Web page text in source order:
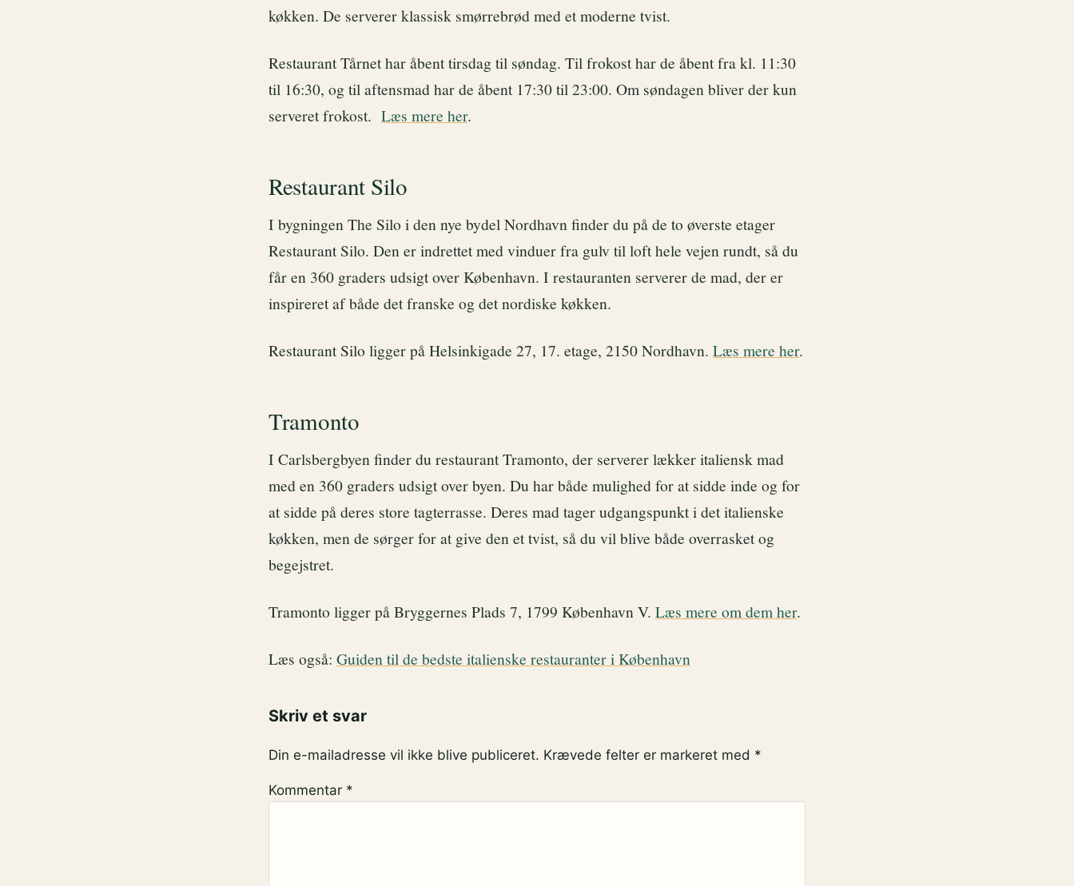
køkken. De serverer klassisk smørrebrød med et moderne tvist.
Restaurant Tårnet har åbent tirsdag til søndag. Til frokost har de åbent fra kl. 11:30
til 16:30, og til aftensmad har de åbent 17:30 til 23:00. Om søndagen bliver der kun
serveret frokost. Læs mere her.
Restaurant Silo
I bygningen The Silo i den nye bydel Nordhavn finder du på de to øverste etager
Restaurant Silo. Den er indrettet med vinduer fra gulv til loft hele vejen rundt, så du
får en 360 graders udsigt over København. I restauranten serverer de mad, der er
inspireret af både det franske og det nordiske køkken.
Restaurant Silo ligger på Helsinkigade 27, 17. etage, 2150 Nordhavn. Læs mere her.
Tramonto
I Carlsbergbyen finder du restaurant Tramonto, der serverer lækker italiensk mad
med en 360 graders udsigt over byen. Du har både mulighed for at sidde inde og for
at sidde på deres store tagterrasse. Deres mad tager udgangspunkt i det italienske
køkken, men de sørger for at give den et tvist, så du vil blive både overrasket og
begejstret.
Tramonto ligger på Bryggernes Plads 7, 1799 København V. Læs mere om dem her.
Læs også: Guiden til de bedste italienske restauranter i København
Skriv et svar
Din e-mailadresse vil ikke blive publiceret. Krævede felter er markeret med *
Kommentar *